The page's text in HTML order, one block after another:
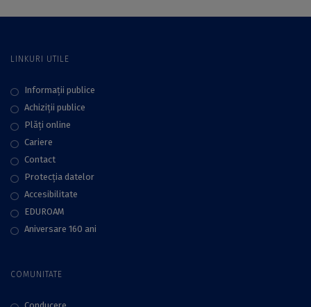
LINKURI UTILE
Informații publice
Achiziții publice
Plăţi online
Cariere
Contact
Protecţia datelor
Accesibilitate
EDUROAM
Aniversare 160 ani
COMUNITATE